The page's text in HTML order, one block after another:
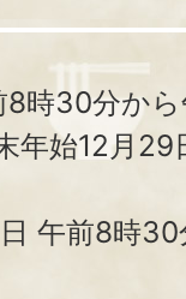
8時30分か
年始12月
午前8時